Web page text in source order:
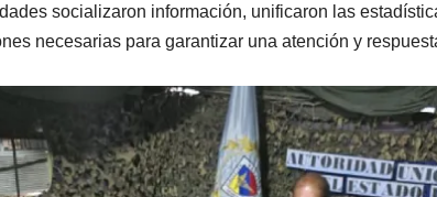
socializaron información, unificaron las
necesarias para garantizar una atención y